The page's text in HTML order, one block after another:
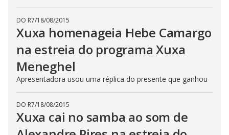
DO R7/18/08/2015
Xuxa homenageia Hebe Camargo
na estreia do programa Xuxa
Meneghel
Apresentadora usou uma réplica do presente que ganhou
DO R7/18/08/2015
Xuxa cai no samba ao som de